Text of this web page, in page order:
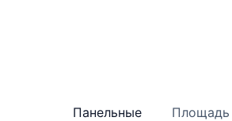
Панельные Площадь